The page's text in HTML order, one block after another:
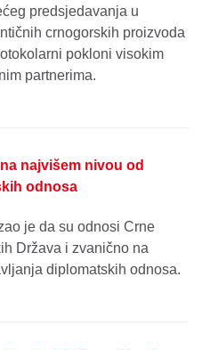
predsjedavanja u
crnogorskih proizvoda
pokloni visokim
partnerima.
najvišem nivou od
odnosa
je da su odnosi Crne
Država i zvanično na
diplomatskih odnosa.